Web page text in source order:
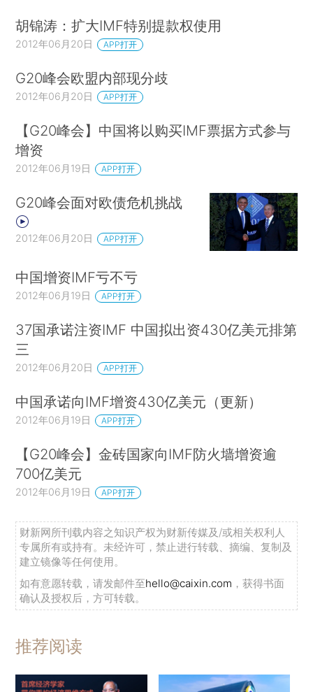
胡锦涛：扩大IMF特别提款权使用
2012年06月20日 APP打开
G20峰会欧盟内部现分歧
2012年06月20日 APP打开
【G20峰会】中国将以购买IMF票据方式参与
增资
2012年06月19日 APP打开
G20峰会面对欧债危机挑战
2012年06月20日 APP打开
中国增资IMF亏不亏
2012年06月19日 APP打开
37国承诺注资IMF 中国拟出资430亿美元排第
三
2012年06月20日 APP打开
中国承诺向IMF增资430亿美元（更新）
2012年06月19日 APP打开
【G20峰会】金砖国家向IMF防火墙增资逾
700亿美元
2012年06月19日 APP打开
财新网所刊载内容之知识产权为财新传媒及/或相关权利人
专属所有或持有。未经许可，禁止进行转载、摘编、复制及
建立镜像等任何使用。
如有意愿转载，请发邮件至hello@caixin.com ，获得书面
确认及授权后，方可转载。
推荐阅读